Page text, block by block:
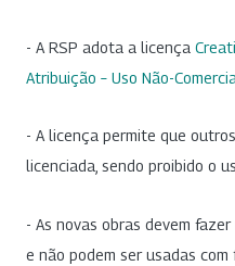
- A RSP adota a licença
Atribuição – Uso Não-
- A licença permite que
licenciada, sendo proibido o
- As novas obras devem
e não podem ser usadas com